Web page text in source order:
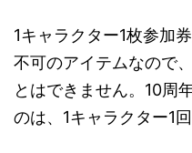
1キャラクター1枚参加
不可のアイテムなので
とはできません。10周
のは、1キャラクター1